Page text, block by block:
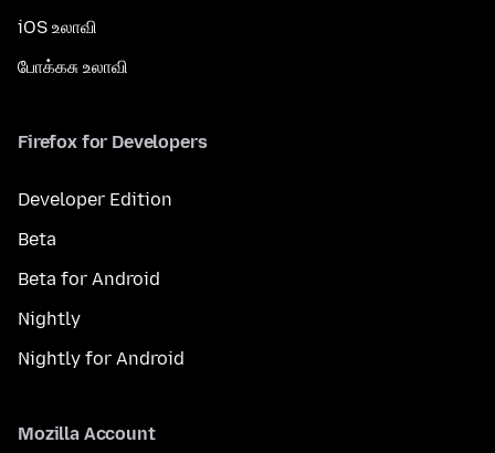
iOS உலாவி
போக்கசு உலாவி
Firefox for Developers
Developer Edition
Beta
Beta for Android
Nightly
Nightly for Android
Mozilla Account